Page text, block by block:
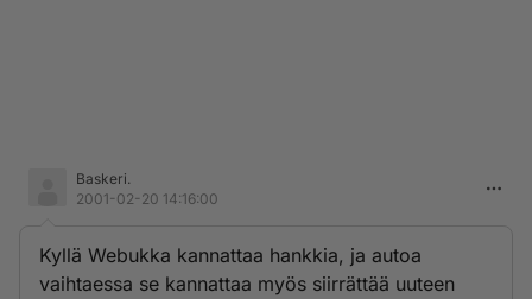
Baskeri.
2001-02-20 14:16:00
Kyllä Webukka kannattaa hankkia, ja autoa
vaihtaessa se kannattaa myös siirrättää uuteen